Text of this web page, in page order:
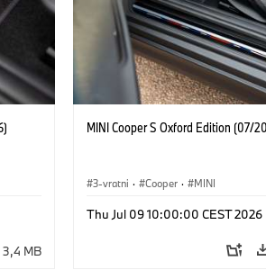
3,4 MB
MINI Cooper S Oxford Edition (07/
3-vratni · Cooper · MINI
Thu Jul 09 10:00:00 CEST 2026